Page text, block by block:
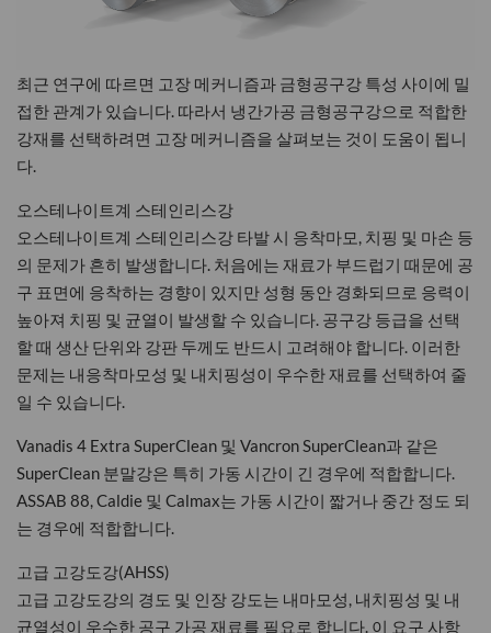
최근 연구에 따르면 고장 메커니즘과 금형공구강 특성 사이에 밀
접한 관계가 있습니다. 따라서 냉간가공 금형공구강으로 적합한
강재를 선택하려면 고장 메커니즘을 살펴보는 것이 도움이 됩니
다.
오스테나이트계 스테인리스강
오스테나이트계 스테인리스강 타발 시 응착마모, 치핑 및 마손 등
의 문제가 흔히 발생합니다. 처음에는 재료가 부드럽기 때문에 공
구 표면에 응착하는 경향이 있지만 성형 동안 경화되므로 응력이
높아져 치핑 및 균열이 발생할 수 있습니다. 공구강 등급을 선택
할 때 생산 단위와 강판 두께도 반드시 고려해야 합니다. 이러한
문제는 내응착마모성 및 내치핑성이 우수한 재료를 선택하여 줄
일 수 있습니다.
Vanadis 4 Extra SuperClean 및 Vancron SuperClean과 같은
SuperClean 분말강은 특히 가동 시간이 긴 경우에 적합합니다.
ASSAB 88, Caldie 및 Calmax는 가동 시간이 짧거나 중간 정도 되
는 경우에 적합합니다.
고급 고강도강(AHSS)
고급 고강도강의 경도 및 인장 강도는 내마모성, 내치핑성 및 내
균열성이 우수한 공구 가공 재료를 필요로 합니다. 이 요구 사항